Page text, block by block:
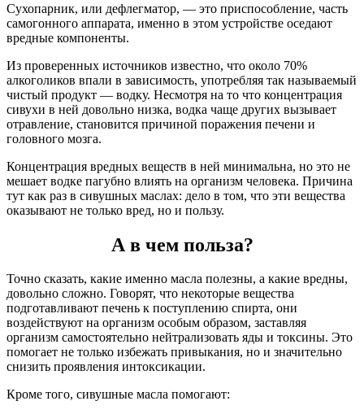
Сухопарник, или дефлегматор, — это приспособление, часть
самогонного аппарата, именно в этом устройстве оседают
вредные компоненты.
Из проверенных источников известно, что около 70%
алкоголиков впали в зависимость, употребляя так называемый
чистый продукт — водку. Несмотря на то что концентрация
сивухи в ней довольно низка, водка чаще других вызывает
отравление, становится причиной поражения печени и
головного мозга.
Концентрация вредных веществ в ней минимальна, но это не
мешает водке пагубно влиять на организм человека. Причина
тут как раз в сивушных маслах: дело в том, что эти вещества
оказывают не только вред, но и пользу.
А в чем польза?
Точно сказать, какие именно масла полезны, а какие вредны,
довольно сложно. Говорят, что некоторые вещества
подготавливают печень к поступлению спирта, они
воздействуют на организм особым образом, заставляя
организм самостоятельно нейтрализовать яды и токсины. Это
помогает не только избежать привыкания, но и значительно
снизить проявления интоксикации.
Кроме того, сивушные масла помогают: